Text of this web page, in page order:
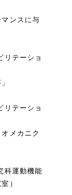
マンスに与
リテーショ
リテーショ
メカニク
科運動機能
）